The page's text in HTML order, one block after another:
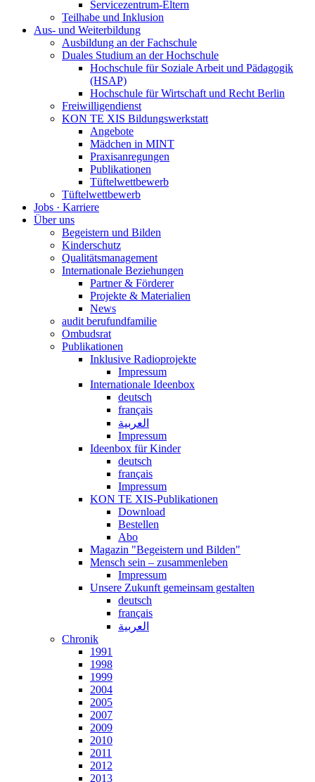
Servicezentrum-Eltern
Teilhabe und Inklusion
Aus- und Weiterbildung
Ausbildung an der Fachschule
Duales Studium an der Hochschule
Hochschule für Soziale Arbeit und Pädagogik
(HSAP)
Hochschule für Wirtschaft und Recht Berlin
Freiwilligendienst
KON TE XIS Bildungswerkstatt
Angebote
Mädchen in MINT
Praxisanregungen
Publikationen
Tüftelwettbewerb
Tüftelwettbewerb
Jobs · Karriere
Über uns
Begeistern und Bilden
Kinderschutz
Qualitätsmanagement
Internationale Beziehungen
Partner & Förderer
Projekte & Materialien
News
audit berufundfamilie
Ombudsrat
Publikationen
Inklusive Radioprojekte
Impressum
Internationale Ideenbox
deutsch
français
العربية
Impressum
Ideenbox für Kinder
deutsch
français
Impressum
KON TE XIS-Publikationen
Download
Bestellen
Abo
Magazin "Begeistern und Bilden"
Mensch sein – zusammenleben
Impressum
Unsere Zukunft gemeinsam gestalten
deutsch
français
العربية
Chronik
1991
1998
1999
2004
2005
2007
2009
2010
2011
2012
2013